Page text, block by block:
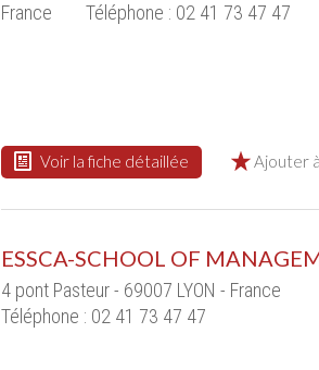
France
Téléphone : 02 41 73 47 47
Voir la fiche détaillée Ajouter
ESSCA-SCHOOL OF
4 pont Pasteur - 69007 LYON - France
Téléphone : 02 41 73 47 47